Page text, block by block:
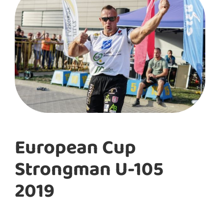
European Cup
Strongman U-105
2019